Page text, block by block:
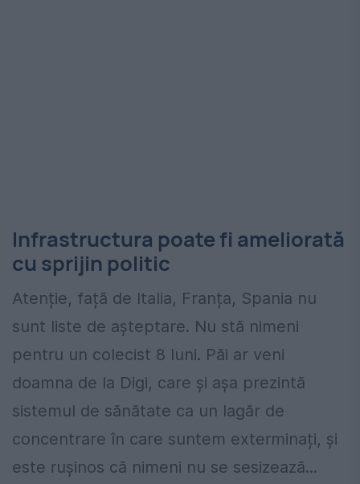
Infrastructura poate fi ameliorată
cu sprijin politic
Atenție, față de Italia, Franța, Spania nu
sunt liste de așteptare. Nu stă nimeni
pentru un colecist 8 luni. Păi ar veni
doamna de la Digi, care și așa prezintă
sistemul de sănătate ca un lagăr de
concentrare în care suntem exterminați, și
este rușinos că nimeni nu se sesizează...